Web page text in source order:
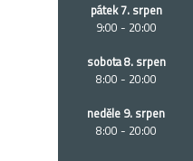
pátek 7. srpen
9:00 - 20:00
sobota 8. srpen
8:00 - 20:00
neděle 9. srpen
8:00 - 20:00